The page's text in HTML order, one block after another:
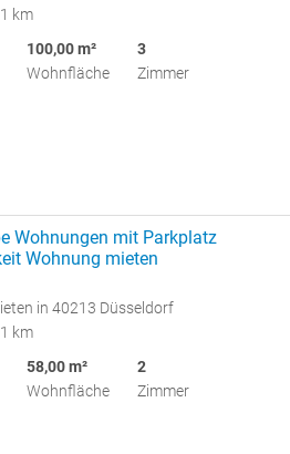
km
100,00 m²
Wohnfläche
3
Zimmer
Wohnungen mit Parkplatz
Wohnung mieten
in 40213 Düsseldorf
km
58,00 m²
Wohnfläche
2
Zimmer